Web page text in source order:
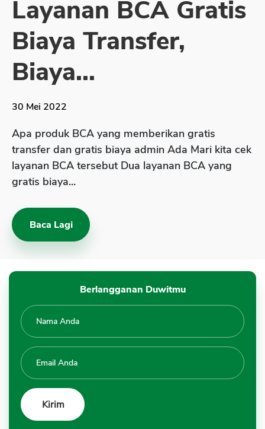
Sekuritas Saham
Bank Digital
Crypto
Assets Crypto
Asuransi Jiwa
Asuransi Kesehatan
Asuransi Syariah
Layanan BCA Gratis
Biaya Transfer,
Biaya...
30 Mei 2022
Apa produk BCA yang memberikan gratis
transfer dan gratis biaya admin Ada Mari kita cek
layanan BCA tersebut Dua layanan BCA yang
gratis biaya...
Baca Lagi
Berlangganan Duwitmu